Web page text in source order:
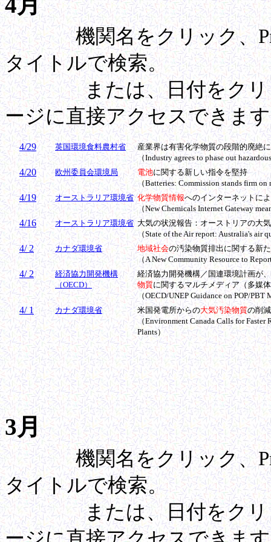
機関名をクリック、
タイトルで検索。
または、日付をクリッ
ージに直接アクセスできま
4/29 英国環境食料農村省
産業界は有害化学物質の段階的廃絶
（Industry agrees to phase out
4/20 欧州委員会環境局 電池に関する新しい指令を堅持
（Batteries: Commission stands firm
4/19 オーストラリア環境省 化学物質情報へのインターネットに
（New Chemicals Internet Gateway
4/16 オーストラリア環境省 大気の状況報告：オーストリアの大
（State of the Air report: Australia's air
4/ 2 カナダ環境省 地域社会の汚染物質排出に関する新
（A New Community Resource to
4/ 2
経済協力開発機構
（OECD）
経済協力開発機構／国連環境計画が、
物質に関するマルチメディア（多媒
（OECD/UNEP Guidance on POP/
4/ 1 カナダ環境省 米国発電所からの大気汚染物質の削
（Environment Canada Calls for Faster
Plants）
3月
機関名をクリック、
タイトルで検索。
または、日付をクリッ